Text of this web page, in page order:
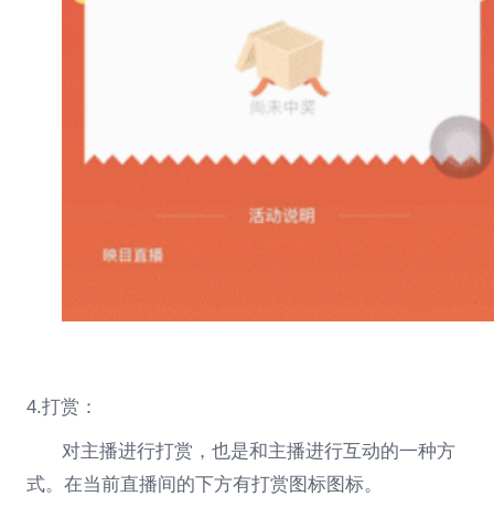
4.打赏：
对主播进行打赏，也是和主播进行互动的一种方
式。在当前直播间的下方有打赏图标图标。